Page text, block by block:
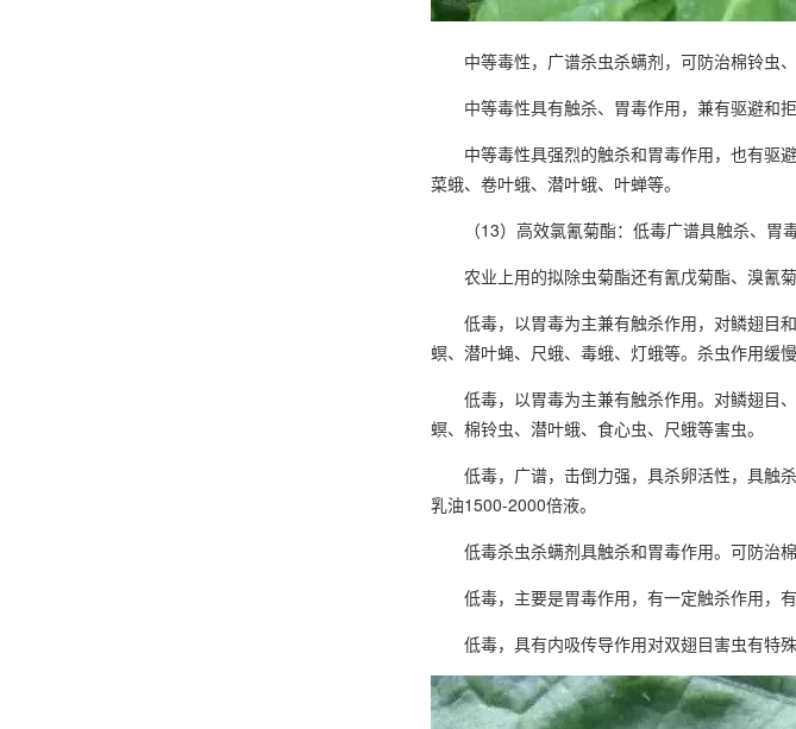
中等毒性，广谱杀虫杀螨剂，可防治棉铃虫、
中等毒性具有触杀、胃毒作用，兼有驱避和拒
中等毒性具强烈的触杀和胃毒作用，也有驱避
菜蛾、卷叶蛾、潜叶蛾、叶蝉等。
（13）高效氯氰菊酯：低毒广谱具触杀、胃毒
农业上用的拟除虫菊酯还有氰戊菊酯、溴氰菊
低毒，以胃毒为主兼有触杀作用，对鳞翅目和
螟、潜叶蝇、尺蛾、毒蛾、灯蛾等。杀虫作用缓
低毒，以胃毒为主兼有触杀作用。对鳞翅目、
螟、棉铃虫、潜叶蛾、食心虫、尺蛾等害虫。
低毒，广谱，击倒力强，具杀卵活性，具触杀
乳油1500-2000倍液。
低毒杀虫杀螨剂具触杀和胃毒作用。可防治棉
低毒，主要是胃毒作用，有一定触杀作用，有
低毒，具有内吸传导作用对双翅目害虫有特殊